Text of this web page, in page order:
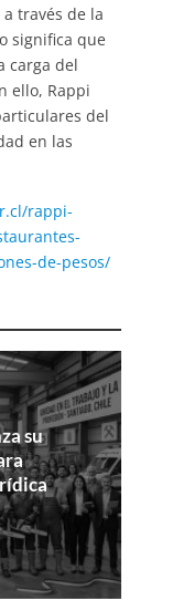
través de la
significa que
carga del
ello, Rappi
del
en las
rappi-
de-pesos/
su